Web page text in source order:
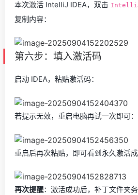
本次激活 IntelliJ IDEA，双击
复制内容：
第六步：填入激活码
启动 IDEA，粘贴激活码：
若提示无效，重启电脑再试一次即可：
重启后再次粘贴，即可看到永久激活成
再次提醒：激活成功后，补丁文件夹